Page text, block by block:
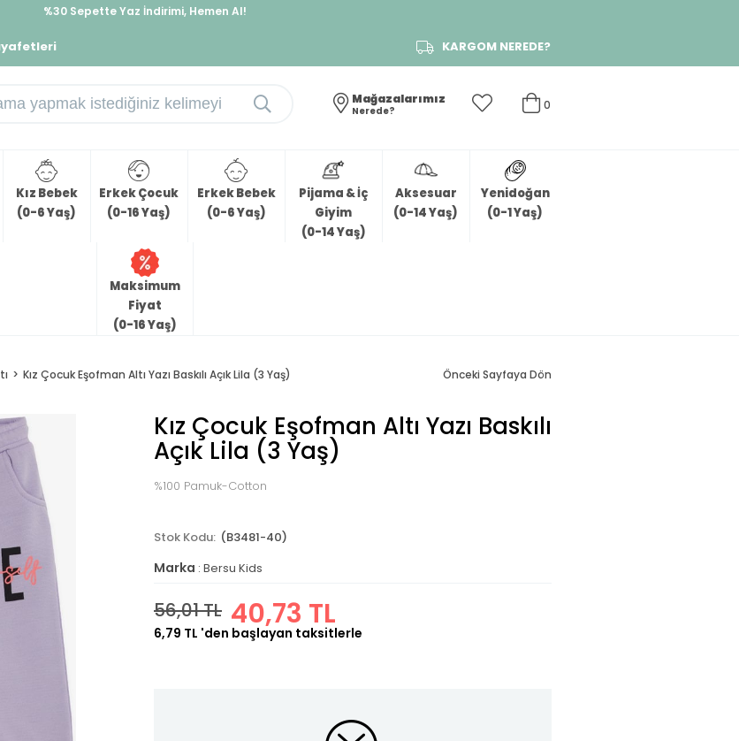
%30 Sepette Yaz İndirimi, Hemen Al!
KARGOM NEREDE?
0
Mağazalarımız
Nerede?
Kız Bebek
(0-6 Yaş)
Erkek Çocuk
(0-16 Yaş)
Erkek Bebek
(0-6 Yaş)
Pijama & İç
Giyim
(0-14 Yaş)
Aksesuar
(0-14 Yaş)
Yenidoğan
(0-1 Yaş)
Maksimum
Fiyat
(0-16 Yaş)
Kız Çocuk Eşofman Altı Yazı Baskılı Açık Lila (3 Yaş) Önceki Sayfaya Dön
Kız Çocuk Eşofman Altı Yazı Baskılı
Açık Lila (3 Yaş)
%100 Pamuk-Cotton
(B3481-40)
Marka : Bersu Kids
56,01 TL 40,73 TL
6,79 TL 'den başlayan taksitlerle